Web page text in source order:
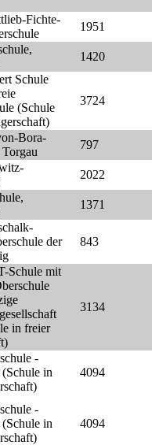
Fichte-
1951
1420
Schule
(Schule
3724
Bora-
797
2022
1371
der
843
Schule mit
in freier
3134
-
in
4094
-
in
4094